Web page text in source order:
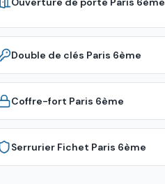
Double de clés Paris 6ème
Coffre-fort Paris 6ème
Serrurier Fichet Paris 6ème